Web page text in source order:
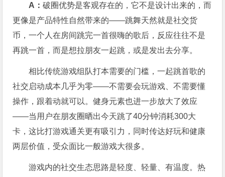
A：破圈优势是客观存在的，它不是设计出来的，而
更像是产品特性自然带来的——跳舞天然就是社交货
币，一个人在房间跳完一首很嗨的歌后，反应往往不是
再跳一首，而是想拉朋友一起跳，或是发出去分享。
相比传统游戏组队打本需要的门槛，一起跳首歌的
社交启动成本几乎为零——不需要会玩游戏、不需要懂
操作，跟着动就可以。健身元素也进一步放大了效应
——当用户在朋友圈晒出今天跳了40分钟消耗300大
卡，这比打游戏通关更有吸引力，同时传达好玩和健康
两层价值，受众面比一般游戏大很多。
游戏内的社交生态思路是轻度、轻量、有温度。热